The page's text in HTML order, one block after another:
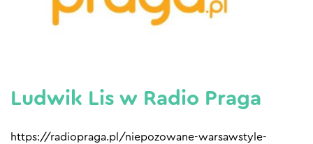
Ludwik Lis w Radio Praga
https://radiopraga.pl/niepozowane-warsawstyle-